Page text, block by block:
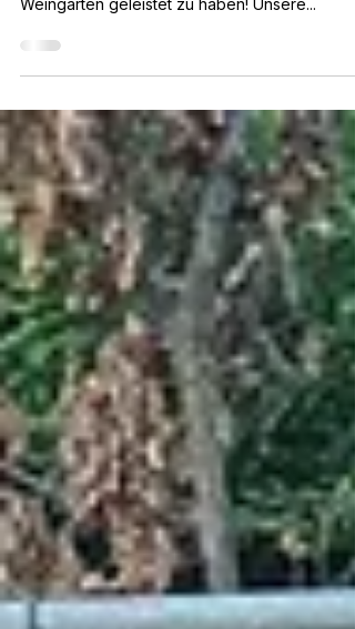
PIA Architekten
Wir freuen uns, einen Beitrag zum Erfolg des
Architekturwettbewerbs „Breitwiesen Teil I“ in